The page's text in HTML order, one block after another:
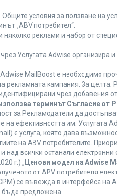
условия за ползване на
„ABV потребител“.
реклами и набор от
Услугата Adwise
MailBoost е необходимо
кампания. За целта,
чрез добавения
терминът Съгласие от
за Рекламодатели да
ефективността им. Услугата
е услуга, която дава
на ABV потребителите.
над всички останали
г.) „ Ценови модел на Adwise
от ABV потребителя
се въвежда в интерфейса на
бъде предложена.